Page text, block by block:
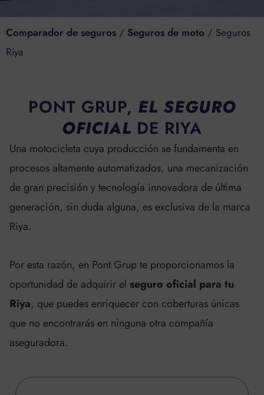
Comparador de seguros / Seguros de moto / Seguros
Riya
PONT GRUP, EL SEGURO
OFICIAL DE RIYA
Una motocicleta cuya producción se fundamenta en
procesos altamente automatizados, una mecanización
de gran precisión y tecnología innovadora de última
generación, sin duda alguna, es exclusiva de la marca
Riya.
Por esta razón, en Pont Grup te proporcionamos la
oportunidad de adquirir elseguro oficial para tu
Riya, que puedes enriquecer con coberturas únicas
que no encontrarás en ninguna otra compañía
aseguradora.